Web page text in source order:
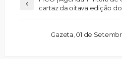
cartaz da oitava edição
Gazeta, 01 de